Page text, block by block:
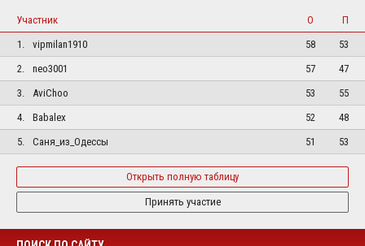
Участник О
П
1.
vipmilan1910 58
53
2.
neo3001 57
47
3.
AviChoo 53
55
4.
Babalex 52
48
5.
Саня_из_Одессы 51 53
Открыть полную таблицу
Принять участие